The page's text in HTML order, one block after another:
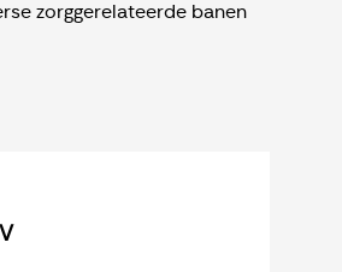
zorggerelateerde banen